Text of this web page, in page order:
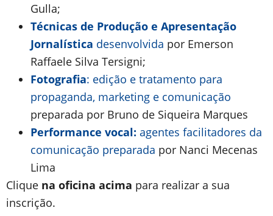
Gulla;
Técnicas de Produção e Apresentação
Jornalística desenvolvida por Emerson
Raffaele Silva Tersigni;
Fotografia: edição e tratamento para
propaganda, marketing e comunicação
preparada por Bruno de Siqueira Marques
Performance vocal: agentes facilitadores da
comunicação preparada por Nanci Mecenas
Lima
Clique na oficina acima para realizar a sua
inscrição.